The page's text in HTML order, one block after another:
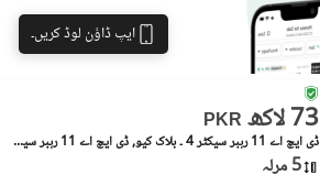
ایپ ڈاؤن لوڈ کریں۔
PKR 73 لاکھ
ڈی ایچ اے 11 رہبر سیکٹر 4 ۔ بلاک کیو, ڈی ایچ اے 11 رہبر سیکٹر 4
5 مرلہ